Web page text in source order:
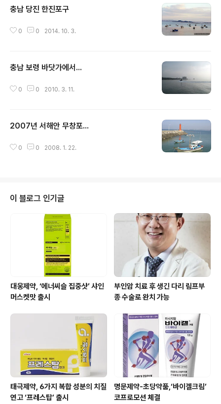
충남 당진 한진포구
0 0 2014. 10. 3.
충남 보령 바닷가에서...
0 0 2010. 3. 11.
2007년 서해안 무창포...
0 0 2008. 1. 22.
이 블로그 인기글
대웅제약, ‘에너씨슬 집중샷’ 샤인
머스켓맛 출시
부인암 치료 후 생긴 다리 림프부
종 수술로 완치 가능
태극제약, 6가지 복합 성분의 치질
연고 ‘프레스탑’ 출시
명문제약-초당약품,‘바이겔크림’
코프로모션 체결